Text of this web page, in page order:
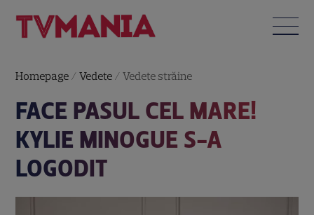
Homepage /Vedete /Vedete străine
FACE PASUL CEL MARE!
KYLIE MINOGUE S-A
LOGODIT